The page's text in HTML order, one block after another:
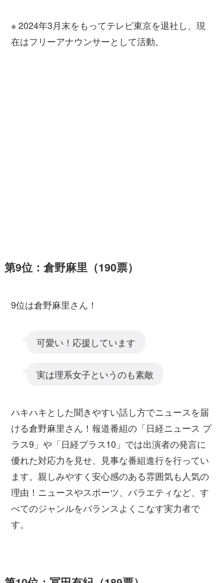
※ 2024年3月末をもってテレビ東京を退社し、現
在はフリーアナウンサーとして活動。
第9位：倉野麻里（190票）
9位は倉野麻里さん！
可愛い！応援しています
実は理系女子というのも素敵
ハキハキとした聞きやすい話し方でニュースを届
ける倉野麻里さん！報道番組の「日経ニュース プ
ラス9」や「日経プラス10」では出演者の発言に
優れた対応力を見せ、見事な番組進行を行ってい
ます。親しみやすく安心感のある雰囲気も人気の
理由！ニュースやスポーツ、バラエティなど、す
べてのジャンルをバランスよくこなす実力者で
す。